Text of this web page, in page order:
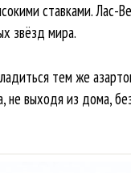
ставками. Лас-
звёзд мира.
тем же
не выходя из дома,